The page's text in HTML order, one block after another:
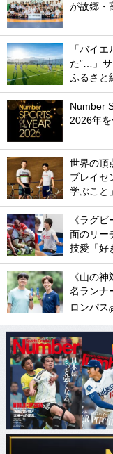
が故郷・
「バイ
た”…」
ふるさと
Number
2026年
世界の頂
ブレイセ
学ぶこと
《ラグ
面のリー
技愛「好
《山の
名ランナ
ロンパス